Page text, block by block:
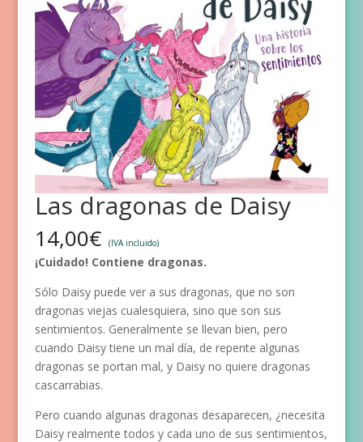
Las dragonas de Daisy
14,00€ (IVA incluido)
¡Cuidado! Contiene dragonas.
Sólo Daisy puede ver a sus dragonas, que no son
dragonas viejas cualesquiera, sino que son sus
sentimientos. Generalmente se llevan bien, pero
cuando Daisy tiene un mal día, de repente algunas
dragonas se portan mal, y Daisy no quiere dragonas
cascarrabias.
Pero cuando algunas dragonas desaparecen, ¿necesita
Daisy realmente todos y cada uno de sus sentimientos,